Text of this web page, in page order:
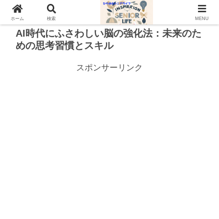
AI時代にふさわしい脳の強化法：未来のた
めの思考習慣とスキル
スポンサーリンク
ホーム 検索 MENU